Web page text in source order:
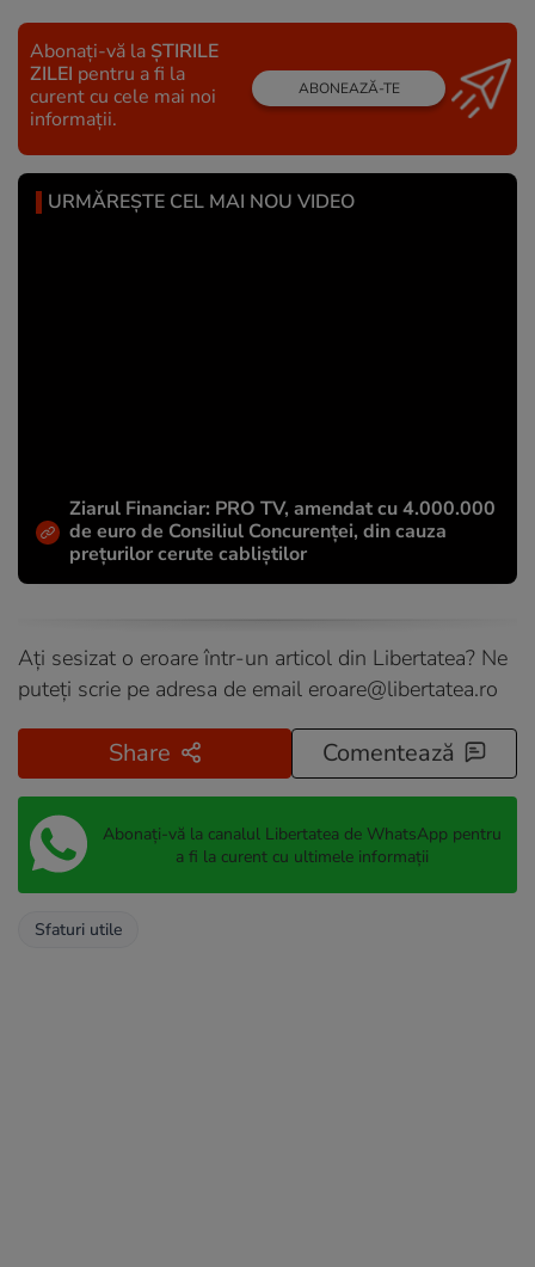
Abonați-vă la ȘTIRILE
ZILEI pentru a fi la
curent cu cele mai noi
informații.
ABONEAZĂ-TE
URMĂREȘTE CEL MAI NOU VIDEO
Ziarul Financiar: PRO TV, amendat cu 4.000.000
de euro de Consiliul Concurenței, din cauza
prețurilor cerute cabliștilor
Ați sesizat o eroare într-un articol din Libertatea? Ne
puteți scrie pe adresa de email eroare@libertatea.ro
Share Comentează
Abonați-vă la canalul Libertatea de WhatsApp pentru
a fi la curent cu ultimele informații
Sfaturi utile